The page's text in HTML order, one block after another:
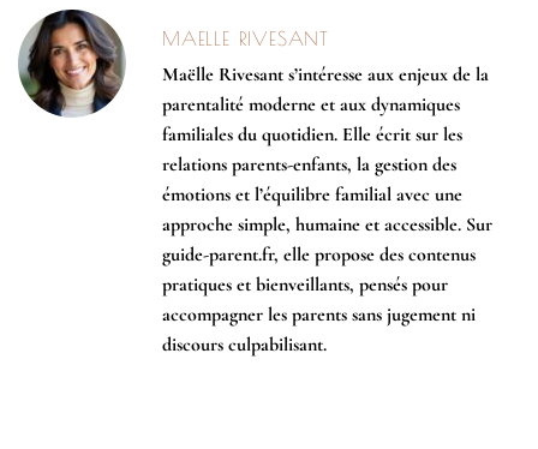
MAELLE RIVESANT
Maëlle Rivesant s’intéresse aux enjeux de la
parentalité moderne et aux dynamiques
familiales du quotidien. Elle écrit sur les
relations parents-enfants, la gestion des
émotions et l’équilibre familial avec une
approche simple, humaine et accessible. Sur
guide-parent.fr, elle propose des contenus
pratiques et bienveillants, pensés pour
accompagner les parents sans jugement ni
discours culpabilisant.